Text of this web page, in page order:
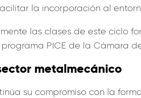
la incorporación al
las clases de este ciclo
PICE de la Cámara
metalmecánico
su compromiso con la